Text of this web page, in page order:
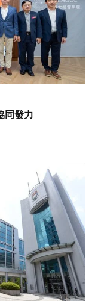
同發力